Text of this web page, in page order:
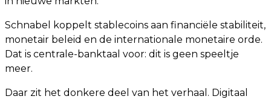
Schnabel koppelt stablecoins aan financiële stabiliteit,
monetair beleid en de internationale monetaire orde.
Dat is centrale-banktaal voor: dit is geen speeltje
meer.
Daar zit het donkere deel van het verhaal. Digitaal